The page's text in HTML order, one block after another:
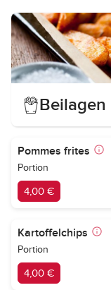
Beilagen
Pommes frites
Portion
4,00 €
Kartoffelchips
Portion
4,00 €